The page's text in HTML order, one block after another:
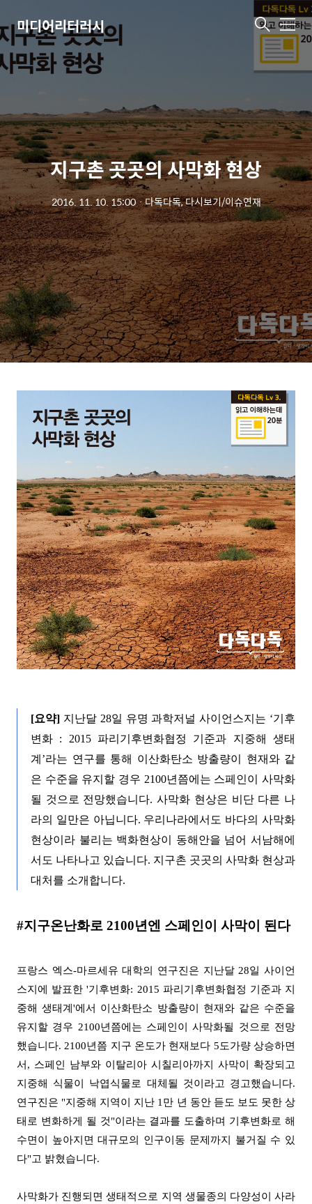
미디어리터러시 메
뉴
지구촌 곳곳의 사막화 현상
2016. 11. 10. 15:00ㆍ다독다독, 다시보기/이슈연재
[요약] 지난달 28일 유명 과학저널 사이언스지는 ‘기후
변화 : 2015 파리기후변화협정 기준과 지중해 생태
계 ’라는 연구를 통해 이산화탄소 방출량이 현재와 같
은 수준을 유지할 경우 2100년쯤에는 스페인이 사막화
될 것으로 전망했습니다.사막화 현상은 비단 다른 나
라의 일만은 아닙니다. 우리나라에서도 바다의 사막화
현상이라 불리는 백화현상이 동해안을 넘어 서남해에
서도 나타나고 있습니다. 지구촌 곳곳의 사막화 현상과
대처를 소개합니다.
#지구온난화로 2100년엔 스페인이 사막이 된다
프랑스 엑스-마르세유 대학의 연구진은 지난달 28일 사이언
스지에 발표한'기후변화: 2015 파리기후변화협정 기준과 지
중해 생태계'에서 이산화탄소 방출량이 현재와 같은 수준을
유지할 경우 2100년쯤에는 스페인이 사막화될 것으로 전망
했습니다. 2100년쯤 지구 온도가 현재보다 5도가량 상승하면
서 , 스페인 남부와 이탈리아 시칠리아까지 사막이 확장되고
지중해 식물이 낙엽식물로 대체될 것이라고 경고했습니다.
연구진은 "지중해 지역이 지난 1 만 년 동안 듣도 보도 못한 상
태로 변화하게 될 것"이라는 결과를 도출하며 기후변화로 해
수면이 높아지면 대규모의 인구이동 문제까지 불거질 수 있
다"고 밝혔습니다.
사막화가 진행되면 생태적으로 지역 생물종의 다양성이 사라